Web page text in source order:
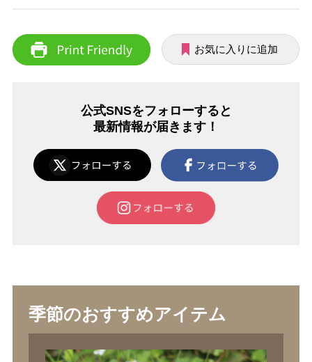
お気に入りに追加
公式SNSをフォローすると
最新情報が届きます！
季節のおすすめアイテム